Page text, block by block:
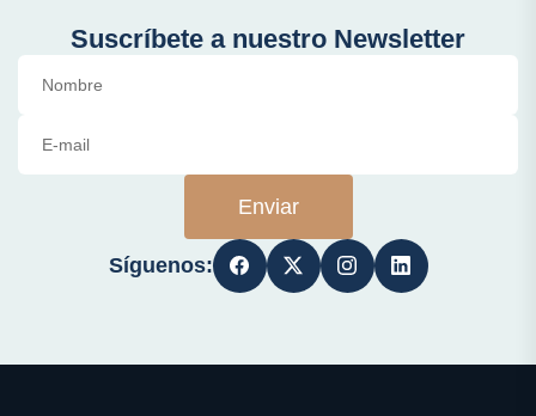
Suscríbete a nuestro Newsletter
Enviar
Síguenos: